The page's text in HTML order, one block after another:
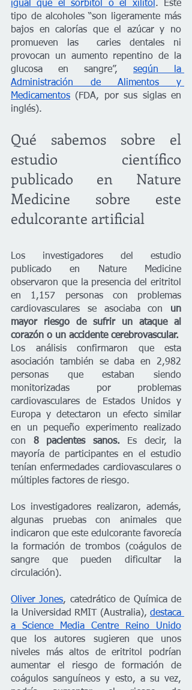
igual que el sorbitol o el xilitol . Este
tipo de alcoholes “son ligeramente más
bajos en calorías que el azúcar y no
promueven las  caries dentales ni
provocan un aumento repentino de la
glucosa en sangre”, según la
Administración de Alimentos y
Medicamentos (FDA, por sus siglas en
inglés).
Qué sabemos sobre el
estudio científico
publicado en Nature
Medicine sobre este
edulcorante artificial
Los investigadores del estudio
publicado en Nature Medicine
observaron que la presencia del eritritol
en 1,157 personas con problemas
cardiovasculares se asociaba con un
mayor riesgo de sufrir un ataque al
corazón o un accidente cerebrovascular.
Los análisis confirmaron que esta
asociación también se daba en 2,982
personas que estaban siendo
monitorizadas por problemas
cardiovasculares de Estados Unidos y
Europa y detectaron un efecto similar
en un pequeño experimento realizado
con 8 pacientes sanos.
Es decir, la
mayoría de participantes en el estudio
tenían enfermedades cardiovasculares o
múltiples factores de riesgo.
Los investigadores realizaron, además,
algunas pruebas con animales que
indicaron que este edulcorante favorecía
la formación de trombos (coágulos de
sangre que pueden dificultar la
circulación).
Oliver Jones, catedrático de Química de
la Universidad RMIT (Australia), destaca
a Science Media Centre Reino Unido
que los autores sugieren que unos
niveles más altos de eritritol podrían
aumentar el riesgo de formación de
coágulos sanguíneos y esto, a su vez,